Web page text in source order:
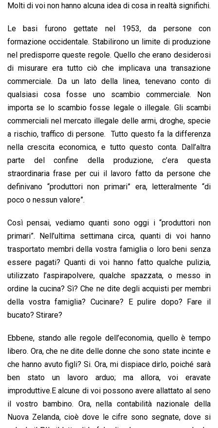
Molti di voi non hanno alcuna idea di cosa in realtà significhi.
Le basi furono gettate nel 1953, da persone con
formazione occidentale. Stabilirono un limite di produzione
nel predisporre queste regole. Quello che erano desiderosi
di misurare era tutto ciò che implicava una transazione
commerciale. Da un lato della linea, tenevano conto di
qualsiasi cosa fosse uno scambio commerciale. Non
importa se lo scambio fosse legale o illegale. Gli scambi
commerciali nel mercato illegale delle armi, droghe, specie
a rischio, traffico di persone. Tutto questo fa la differenza
nella crescita economica, e tutto questo conta. Dall’altra
parte del confine della produzione, c’era questa
straordinaria frase per cui il lavoro fatto da persone che
definivano “produttori non primari” era, letteralmente “di
poco o nessun valore”.
Così pensai, vediamo quanti sono oggi i “produttori non
primari”. Nell’ultima settimana circa, quanti di voi hanno
trasportato membri della vostra famiglia o loro beni senza
essere pagati? Quanti di voi hanno fatto qualche pulizia,
utilizzato l’aspirapolvere, qualche spazzata, o messo in
ordine la cucina? Sì? Che ne dite degli acquisti per membri
della vostra famiglia? Cucinare? E pulire dopo? Fare il
bucato? Stirare?
Ebbene, stando alle regole dell’economia, quello è tempo
libero. Ora, che ne dite delle donne che sono state incinte e
che hanno avuto figli? Si. Ora, mi dispiace dirlo, poiché sarà
ben stato un lavoro arduo; ma allora, voi eravate
improduttive.E alcune di voi possono avere allattato al seno
il vostro bambino. Ora, nella contabilità nazionale della
Nuova Zelanda, cioè dove le cifre sono segnate, dove si